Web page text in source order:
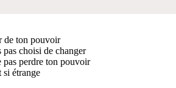
de ton pouvoir
pas choisi de changer
pas perdre ton pouvoir
étrange